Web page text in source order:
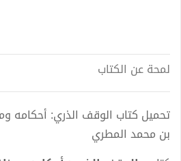
لمحة عن الكتاب
بن محمد المطري